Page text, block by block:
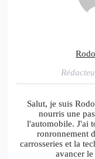
Salut, je suis
nourris une
l'automobile. J'ai
ronronnement
carrosseries et la
avancer